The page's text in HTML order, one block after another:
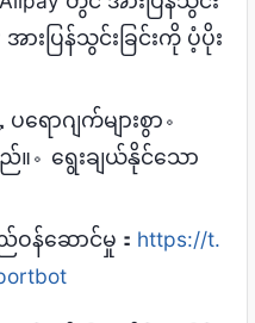
အားပြန်သွင်းခြင်းကို ပံ့ပိုး
ရောဂျက်များစွာ。
ရွေးချယ်နိုင်သော
န်ဆောင်မှု： https://t.